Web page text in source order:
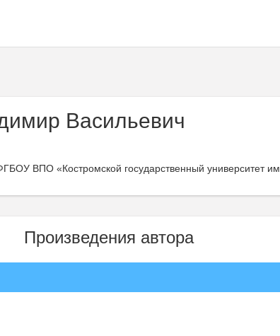
Васильевич
ВПО «Костромской государственный университет
Произведения автора